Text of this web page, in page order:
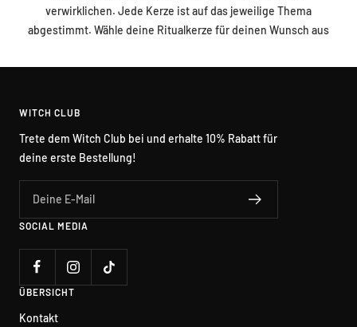
verwirklichen. Jede Kerze ist auf das jeweilige Thema
abgestimmt. Wähle deine Ritualkerze für deinen Wunsch aus
WITCH CLUB
Trete dem Witch Club bei und erhalte 10% Rabatt für
deine erste Bestellung!
Deine E-Mail
SOCIAL MEDIA
ÜBERSICHT
Kontakt